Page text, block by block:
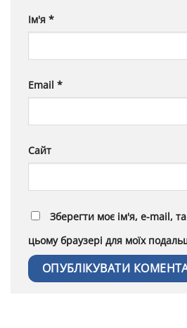
Ім'я *
Email *
Сайт
Зберегти моє ім'я, e-mail,
цьому браузері для моїх